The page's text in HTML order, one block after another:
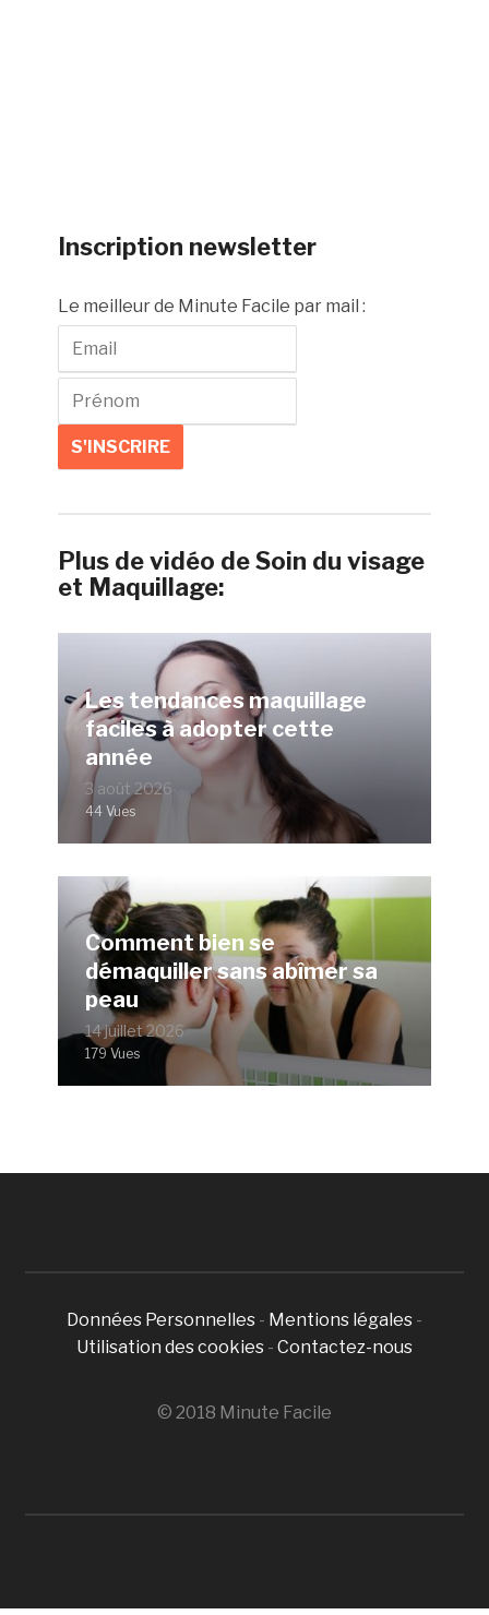
Inscription newsletter
Le meilleur de Minute Facile par mail :
Plus de vidéo de Soin du visage
et Maquillage:
Les tendances maquillage
faciles à adopter cette
année
3 août 2026
44 Vues
Comment bien se
démaquiller sans abîmer sa
peau
14 juillet 2026
179 Vues
Données Personnelles - Mentions légales -
Utilisation des cookies - Contactez-nous
© 2018 Minute Facile